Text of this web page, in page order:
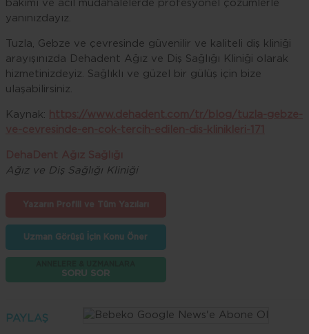
bakımı ve acil müdahalelerde profesyonel çözümlerle
yanınızdayız.
Tuzla, Gebze ve çevresinde güvenilir ve kaliteli diş kliniği
arayışınızda Dehadent Ağız ve Diş Sağlığı Kliniği olarak
hizmetinizdeyiz. Sağlıklı ve güzel bir gülüş için bize
ulaşabilirsiniz.
Kaynak:
Ağız ve Diş Sağlığı Kliniği
Uzman Görüşü İçin Konu Öner
SORU SOR
PAYLAŞ